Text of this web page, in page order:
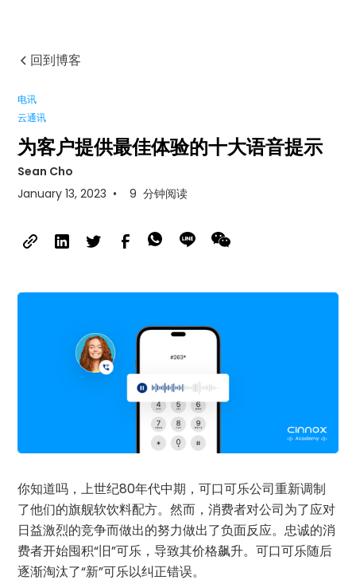
回到博客
电讯
云通讯
为客户提供最佳体验的十大语音提示
Sean Cho
January 13, 2023 • 9 分钟阅读
你知道吗，上世纪80年代中期，可口可乐公司重新调制
了他们的旗舰软饮料配方。然而，消费者对公司为了应对
日益激烈的竞争而做出的努力做出了负面反应。忠诚的消
费者开始囤积“旧”可乐，导致其价格飙升。可口可乐随后
逐渐淘汰了“新”可乐以纠正错误。